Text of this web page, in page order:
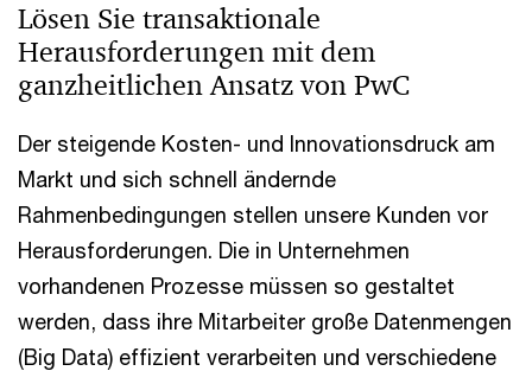
Lösen Sie transaktionale
Herausforderungen mit dem
ganzheitlichen Ansatz von PwC
Der steigende Kosten- und Innovationsdruck am
Markt und sich schnell ändernde
Rahmenbedingungen stellen unsere Kunden vor
Herausforderungen. Die in Unternehmen
vorhandenen Prozesse müssen so gestaltet
werden, dass ihre Mitarbeiter große Datenmengen
(Big Data) effizient verarbeiten und verschiedene